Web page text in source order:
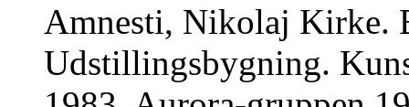
Amnesti, Nikolaj Kirke.
Udstillingsbygning.